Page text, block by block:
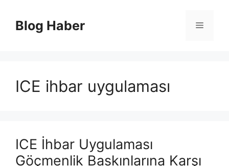
Blog Haber Menü
ICE ihbar uygulaması
ICE İhbar Uygulaması
Göçmenlik Baskınlarına Karşı